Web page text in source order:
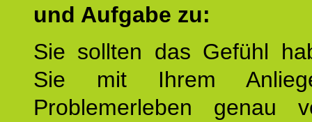
und Aufgabe zu:
Sie sollten das Gefühl
Sie mit Ihrem
Problemerleben genau